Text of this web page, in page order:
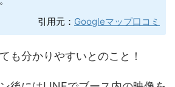
引用元： Googleマップ口コミ
も分かりやすいとのこと！